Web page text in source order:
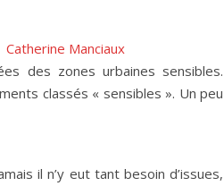
Catherine Manciaux
des zones urbaines sensibles.
classés « sensibles ». Un peu
il n’y eut tant besoin d’issues,